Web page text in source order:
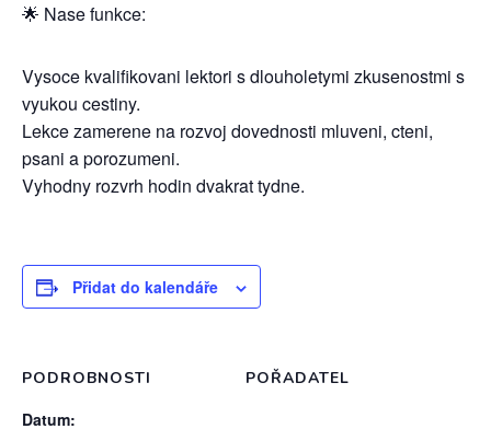
🌟 Nase funkce:
Vysoce kvalifikovani lektori s dlouholetymi zkusenostmi s
vyukou cestiny.
Lekce zamerene na rozvoj dovednosti mluveni, cteni,
psani a porozumeni.
Vyhodny rozvrh hodin dvakrat tydne.
Přidat do kalendáře
PODROBNOSTI
Datum:
POŘADATEL